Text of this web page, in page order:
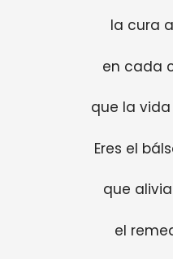
la cura
en cada
que la
Eres el
que
el